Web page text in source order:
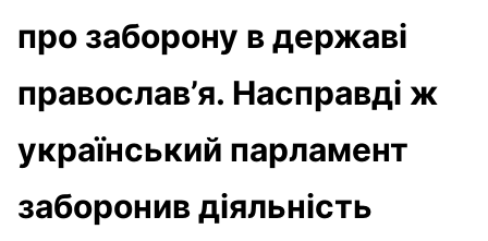
про заборону в державі
православ’я. Насправді ж
український парламент
заборонив діяльність